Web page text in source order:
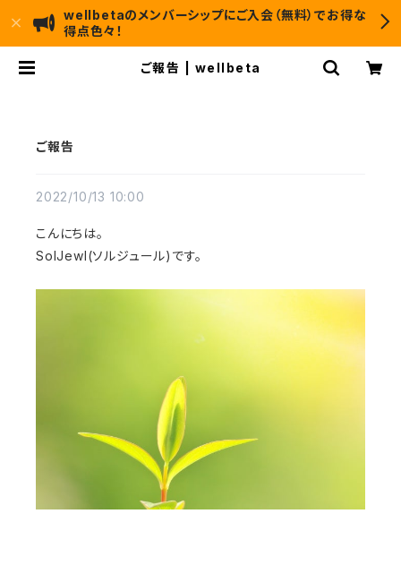
wellbetaのメンバーシップにご入会（無料）でお得な
得点色々！
ご報告 | wellbeta
ご報告
2022/10/13 10:00
こんにちは。
SolJewl(ソルジュール)です。